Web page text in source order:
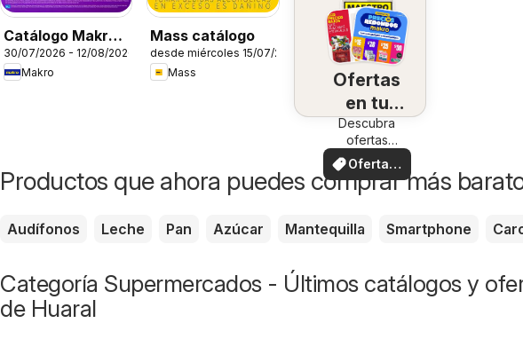
Catálogo Makro -
Esp Bodegueros
VIG
30/07/2026 - 12/08/2026
Makro
Mass catálogo
desde miércoles 15/07/2026
Mass
Ofertas
en tu
zona
Descubra
ofertas
especiales
Ofertas
locales
Productos que ahora puedes comprar más
Audífonos Leche Pan Azúcar Mantequilla Smartphone
Categoría Supermercados - Últimos catálogos y
de Huaral